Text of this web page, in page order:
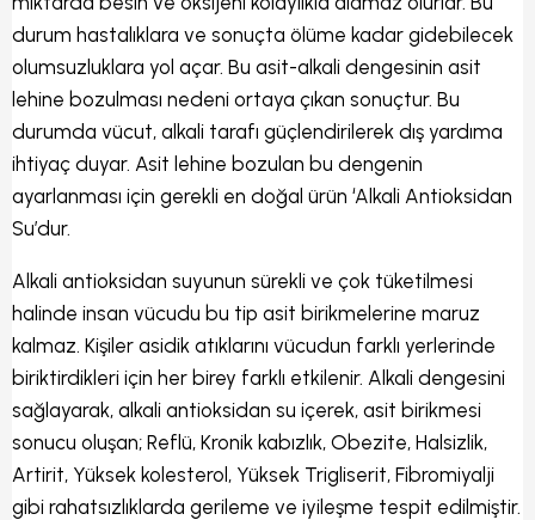
durum hastalıklara ve sonuçta ölüme kadar gidebilecek
olumsuzluklara yol açar. Bu asit-alkali dengesinin asit
lehine bozulması nedeni ortaya çıkan sonuçtur. Bu
durumda vücut, alkali tarafı güçlendirilerek dış yardıma
ihtiyaç duyar. Asit lehine bozulan bu dengenin
ayarlanması için gerekli en doğal ürün ‘Alkali Antioksidan
Su’dur.
Alkali antioksidan suyunun sürekli ve çok tüketilmesi
halinde insan vücudu bu tip asit birikmelerine maruz
kalmaz. Kişiler asidik atıklarını vücudun farklı yerlerinde
biriktirdikleri için her birey farklı etkilenir. Alkali dengesini
sağlayarak, alkali antioksidan su içerek, asit birikmesi
sonucu oluşan; Reflü, Kronik kabızlık, Obezite, Halsizlik,
Artirit, Yüksek kolesterol, Yüksek Trigliserit, Fibromiyalji
gibi rahatsızlıklarda gerileme ve iyileşme tespit edilmiştir.